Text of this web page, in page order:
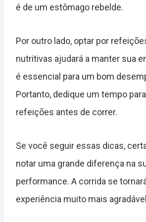
é de um estômago rebelde.
Por outro lado, optar por
nutritivas ajudará a manter sua
é essencial para um bom
Portanto, dedique um tempo
refeições antes de correr.
Se você seguir essas dicas,
notar uma grande diferença na
performance. A corrida se
experiência muito mais